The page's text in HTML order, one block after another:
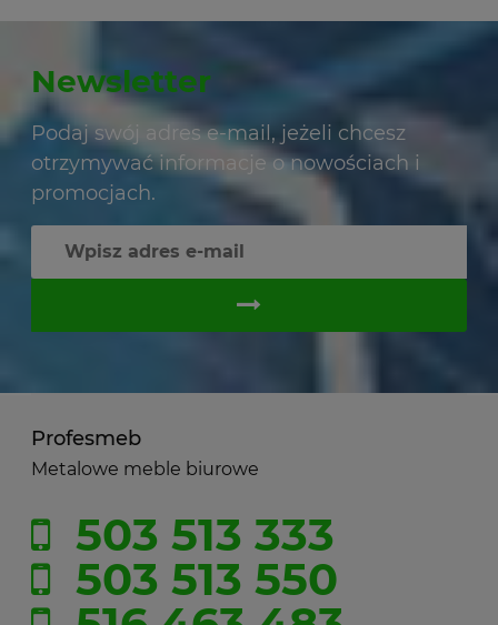
Newsletter
Podaj swój adres e-mail, jeżeli chcesz
otrzymywać informacje o nowościach i
promocjach.
Profesmeb
Metalowe meble biurowe
503 513 333
503 513 550